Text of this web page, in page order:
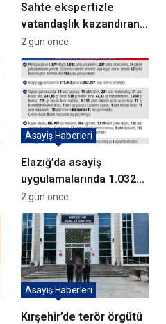
Sahte ekspertizle
vatandaşlık kazandıran
72 şüpheli adliyeye sevk
edildi
2 gün önce
Elazığ’da asayiş
uygulamalarında 1.032
kişi yakalandı
Asayiş Haberleri
2 gün önce
Kırşehir’de terör örgütü
Asayiş Haberleri